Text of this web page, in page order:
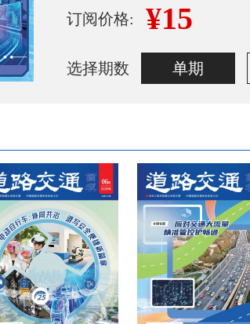
订阅价格: ¥15
选择期数 单期